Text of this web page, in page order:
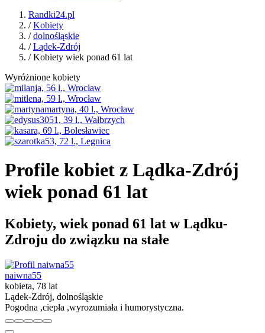
Randki24.pl
/Kobiety
/dolnośląskie
/Lądek-Zdrój
/ Kobiety wiek ponad 61 lat
Wyróżnione kobiety
Profile kobiet z Lądka-Zdrój
wiek ponad 61 lat
Kobiety, wiek ponad 61 lat w Lądku-
Zdroju do związku na stałe
naiwna55
kobieta, 78 lat
Lądek-Zdrój, dolnośląskie
Pogodna ,ciepła ,wyrozumiała i humorystyczna.